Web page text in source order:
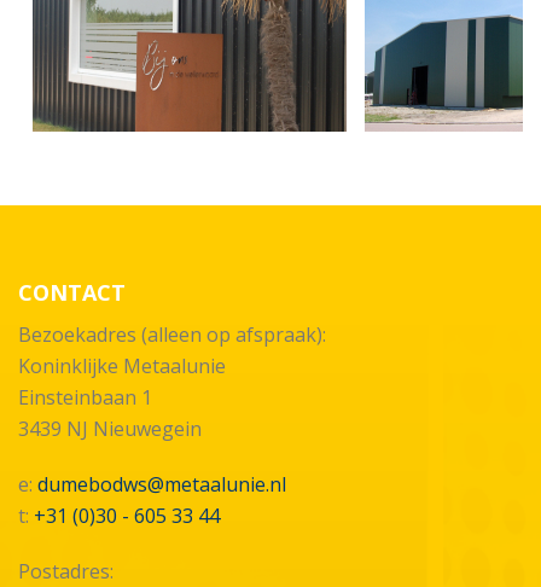
CONTACT
Bezoekadres (alleen op afspraak):
Koninklijke Metaalunie
Einsteinbaan 1
3439 NJ Nieuwegein
e: dumebodws@metaalunie.nl
t: +31 (0)30 - 605 33 44
Postadres: